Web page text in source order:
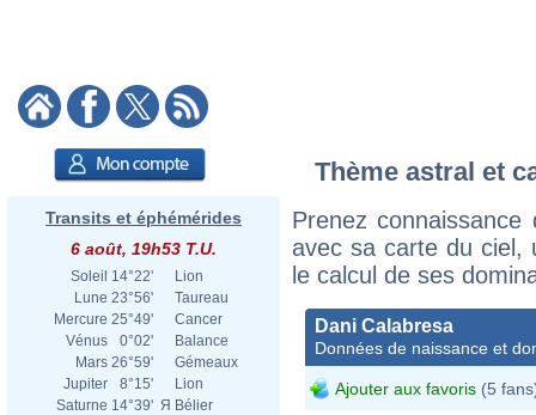
Transits et éphémérides
6 août, 19h53 T.U.
Soleil 14°22'
Lion
Lune 23°56'
Taureau
Mercure 25°49'
Cancer
Vénus
0°02'
Balance
Mars 26°59'
Gémeaux
Jupiter
8°15'
Lion
Saturne 14°39' Я Bélier
Thème astral et
Prenez
avec sa carte du ciel,
le calcul de ses
Dani Calabresa
Données de naissance et
Ajouter aux favoris (5